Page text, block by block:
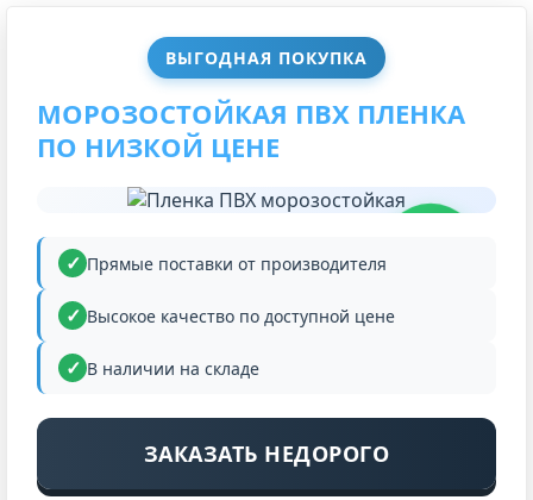
ВЫГОДНАЯ ПОКУПКА
МОРОЗОСТОЙКАЯ ПВХ ПЛЕНКА
ПО НИЗКОЙ ЦЕНЕ
Прямые поставки от производителя
Высокое качество по доступной цене
В наличии на складе
ЗАКАЗАТЬ НЕДОРОГО